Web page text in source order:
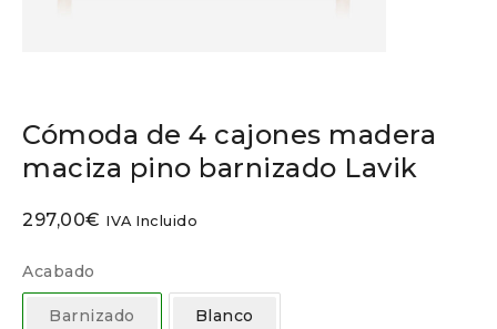
Cómoda de 4 cajones madera
maciza pino barnizado Lavik
297,00€ IVA Incluido
Acabado
Barnizado Blanco